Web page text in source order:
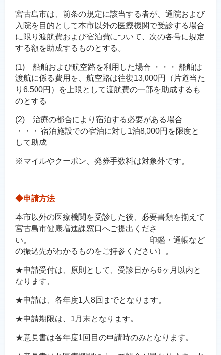
宮古島市は、前条の規定に該当する者が、通院および
入院を目的として本市以外の医療機関で受診する場合
に限り渡航費および宿泊費について、次の各号に規定
する額を助成するものとする。
(1) 船舶および航空路を利用した場合 ・・・ 船舶は
渡航に係る費用を、航空路は往復13,000円（片道当た
り6,500円）を上限として渡航費の一部を助成するも
のとする
(2) 治療の都合により宿泊する必要がある場合
・・・ 宿泊施設での宿泊に対し1泊8,000円を限度と
して助成
※マイルやクーポン、発券手数料は対象外です。
◆申請方法
本市以外の医療機関を受診した後、必要書類を揃えて
宮古島市健康増進課窓口へご提出くださ
い。 印鑑・通帳など
の振込先がわかるものをご持参ください）。
★申請受付は、原則として、受診日から6ヶ月以内と
なります。
★申請は、各年度1人8回までとなります。
★申請期限は、1月末となります。
★意見書は各年度1回目の申請時のみとなります。